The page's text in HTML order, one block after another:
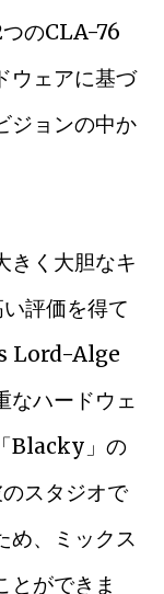
のCLA-76
ウェアに基づ
ジョンの中か
きく大胆なキ
評価を得て
Lord-Alge
なハードウェ
Blacky」の
スタジオで
め、ミックス
とができま